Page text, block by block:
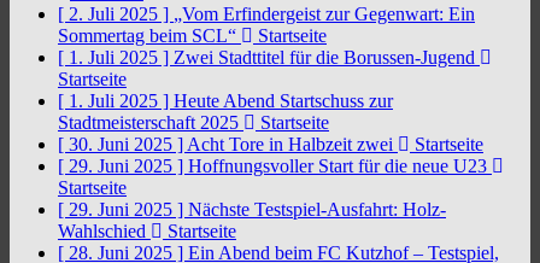
[ 2. Juli 2025 ] „Vom Erfindergeist zur Gegenwart: Ein
Sommertag beim SCL“
Startseite
[ 1. Juli 2025 ] Zwei Stadttitel für die Borussen-Jugend
Startseite
[ 1. Juli 2025 ] Heute Abend Startschuss zur
Stadtmeisterschaft 2025
Startseite
[ 30. Juni 2025 ] Acht Tore in Halbzeit zwei
Startseite
[ 29. Juni 2025 ] Hoffnungsvoller Start für die neue U23
Startseite
[ 29. Juni 2025 ] Nächste Testspiel-Ausfahrt: Holz-
Wahlschied
Startseite
[ 28. Juni 2025 ] Ein Abend beim FC Kutzhof – Testspiel,